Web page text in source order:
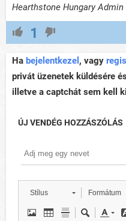
Hearthstone Hungary Admin
1
Ha bejelentkezel , vagy
privát üzenetek küldésére
illetve a captchát sem kell
ÚJ VENDÉG HOZZÁSZÓLÁS
Stílus Formátum